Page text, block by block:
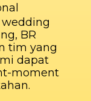
wedding
BR
tim yang
dapat
moment